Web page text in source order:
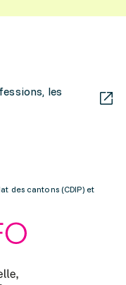
les
des cantons (CDIP) et